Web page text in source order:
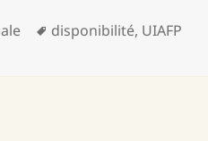
Mots-
disponibilité, UIAFP